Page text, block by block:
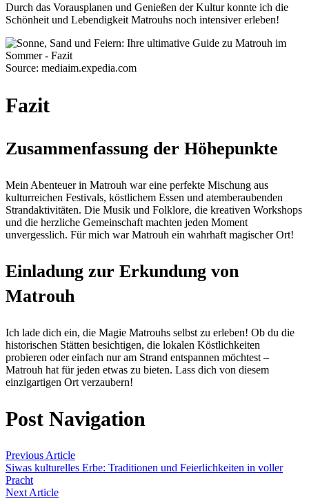
Durch das Vorausplanen und Genießen der Kultur konnte ich die
Schönheit und Lebendigkeit Matrouhs noch intensiver erleben!
Source: mediaim.expedia.com
Fazit
Zusammenfassung der Höhepunkte
Mein Abenteuer in Matrouh war eine perfekte Mischung aus
kulturreichen Festivals, köstlichem Essen und atemberaubenden
Strandaktivitäten. Die Musik und Folklore, die kreativen Workshops
und die herzliche Gemeinschaft machten jeden Moment
unvergesslich. Für mich war Matrouh ein wahrhaft magischer Ort!
Einladung zur Erkundung von
Matrouh
Ich lade dich ein, die Magie Matrouhs selbst zu erleben! Ob du die
historischen Stätten besichtigen, die lokalen Köstlichkeiten
probieren oder einfach nur am Strand entspannen möchtest –
Matrouh hat für jeden etwas zu bieten. Lass dich von diesem
einzigartigen Ort verzaubern!
Post Navigation
Previous Article
Siwas kulturelles Erbe: Traditionen und Feierlichkeiten in voller
Pracht
Next Article